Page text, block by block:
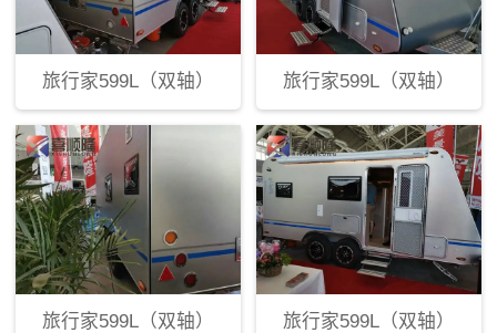
旅行家599L（双轴） 旅行家599L（双轴）
旅行家599L（双轴） 旅行家599L（双轴）